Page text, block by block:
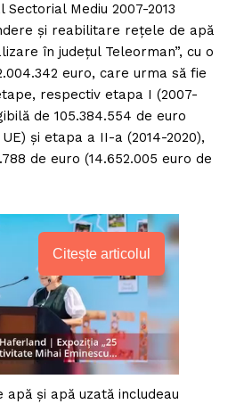
Mediu 2007-2013
și reabilitare rețele de apă
în județul Teleorman”, cu o
euro, care urma să fie
respectiv etapa I (2007-
de 105.384.554 de euro
și etapa a II-a (2014-2020),
de euro (14.652.005 euro de
Citește articolul
și apă uzată includeau